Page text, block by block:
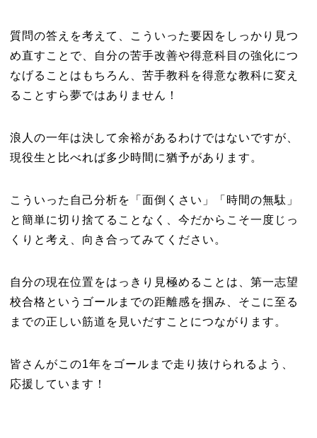
質問の答えを考えて、こういった要因をしっかり見つ
め直すことで、自分の苦手改善や得意科目の強化につ
なげることはもちろん、苦手教科を得意な教科に変え
ることすら夢ではありません！
浪人の一年は決して余裕があるわけではないですが、
現役生と比べれば多少時間に猶予があります。
こういった自己分析を「面倒くさい」「時間の無駄」
と簡単に切り捨てることなく、今だからこそ一度じっ
くりと考え、向き合ってみてください。
自分の現在位置をはっきり見極めることは、第一志望
校合格というゴールまでの距離感を掴み、そこに至る
までの正しい筋道を見いだすことにつながります。
皆さんがこの1年をゴールまで走り抜けられるよう、
応援しています！